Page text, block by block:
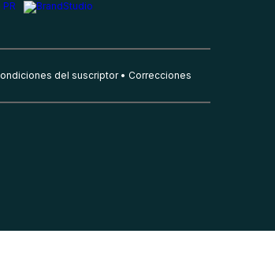
del suscriptor Correcciones